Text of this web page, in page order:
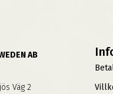
AB
Väg 2